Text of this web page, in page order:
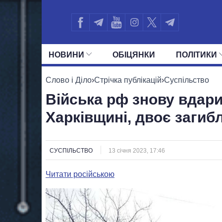
НОВИНИ ОБIЦЯНКИ ПОЛIТИКИ
УСІ ПОЛІТИКИ ПРЕЗИДЕНТ І ОФІС
Слово і Діло›Стрічка публікацій›Суспільство
Війська рф знову
Харківщині, двоє
СУСПІЛЬСТВО 13 січня 2023, 17:46
Читати російською